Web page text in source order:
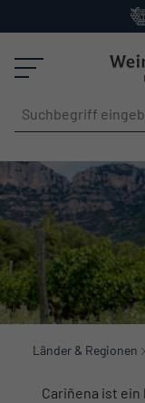
Länder & Regionen
Cariñena ist